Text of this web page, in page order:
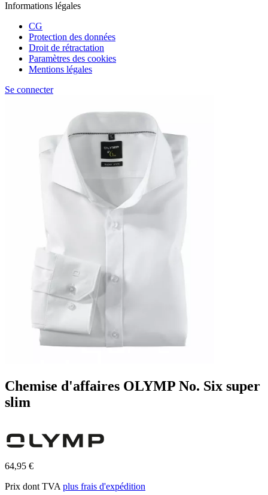
Informations légales
CG
Protection des données
Droit de rétractation
Paramètres des cookies
Mentions légales
Se connecter
Chemise d'affaires OLYMP No. Six super
slim
64,95 €
Prix dont TVA plus frais d'expédition